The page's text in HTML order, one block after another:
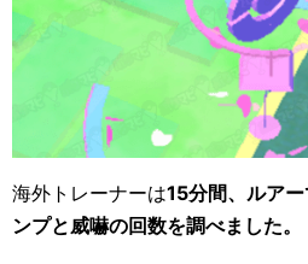
海外トレーナーは15分間、ルア
ンプと威嚇の回数を調べました。